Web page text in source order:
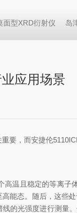
面型XRD衍射仪 岛
应用场景
，而安捷伦
高温且稳定的等离子
能态。随后，这
的光强度进行测